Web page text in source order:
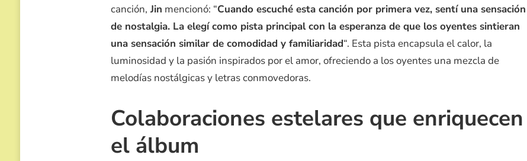
canción, Jin mencionó: “Cuando escuché esta canción por primera vez, sentí una sensación
de nostalgia. La elegí como pista principal con la esperanza de que los oyentes sintieran
una sensación similar de comodidad y familiaridad“. Esta pista encapsula el calor, la
luminosidad y la pasión inspirados por el amor, ofreciendo a los oyentes una mezcla de
melodías nostálgicas y letras conmovedoras.
Colaboraciones estelares que enriquecen
el álbum